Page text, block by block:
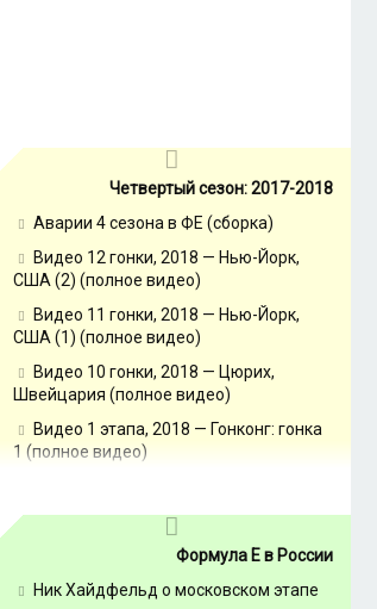
Четвертый сезон: 2017-2018
Аварии 4 сезона в ФЕ (сборка)
Видео 12 гонки, 2018 — Нью-Йорк,
США (2) (полное видео)
Видео 11 гонки, 2018 — Нью-Йорк,
США (1) (полное видео)
Видео 10 гонки, 2018 — Цюрих,
Швейцария (полное видео)
Видео 1 этапа, 2018 — Гонконг: гонка
1 (полное видео)
Формула Е в России
Ник Хайдфельд о московском этапе